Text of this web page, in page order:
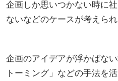
企画しか思いつかない時に
ないなどのケースが考えられ
企画のアイデアが浮かばな
トーミング」などの手法を